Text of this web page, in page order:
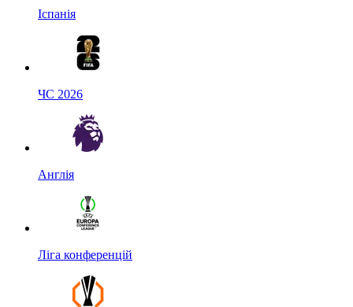
Іспанія
ЧС 2026
Англія
Ліга конференцій